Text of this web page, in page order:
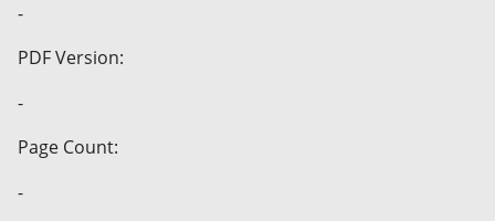
-
PDF Version:
-
Page Count:
-